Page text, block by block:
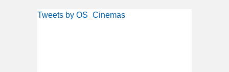
Tweets by OS_Cinemas